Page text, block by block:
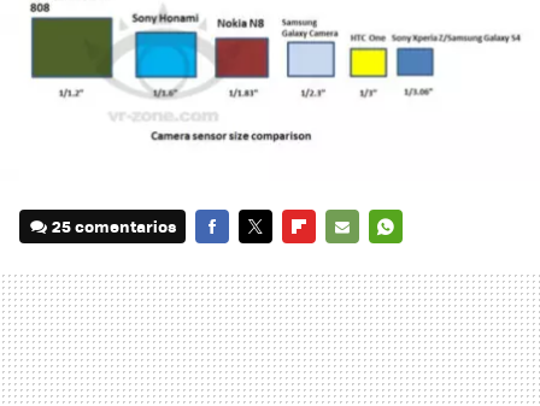
25 comentarios
MAIL